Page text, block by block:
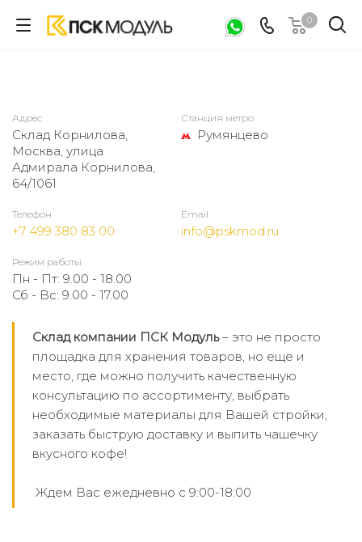
0
Адрес
Склад Корнилова,
Москва, улица
Адмирала Корнилова,
64/1061
Станция метро
Румянцево
Телефон
+7 499 380 83 00
Email
info@pskmod.ru
Режим работы
Пн - Пт: 9.00 - 18.00
Сб - Вс: 9.00 - 17.00
Склад компании ПСК Модуль– это не просто
площадка для хранения товаров, но еще и
место, где можно получить качественную
консультацию по ассортименту, выбрать
необходимые материалы для Вашей стройки,
заказать быструю доставку и выпить чашечку
вкусного кофе!
Ждем Вас ежедневно с 9:00-18:00